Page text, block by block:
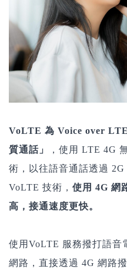
VoLTE 為 Voice over
質通話」
，使用 LTE 4G
術，以往語音通話透過
VoLTE 技術， 使用 4G 網
高，接通速度更快。
使用VoLTE 服務撥打語音
網路，直接透過 4G 網路